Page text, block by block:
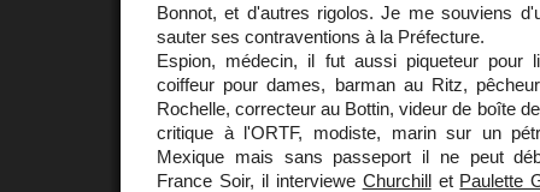
Bonnot, et d'autres rigolos. Je me souviens
sauter ses contraventions à la Préfecture.
Espion, médecin, il fut aussi piqueteur pour
coiffeur pour dames, barman au Ritz,
Rochelle, correcteur au Bottin, videur de boîte
critique à l'ORTF, modiste, marin sur un
Mexique mais sans passeport il ne peut
France Soir, il interviewe Churchillet Paulette